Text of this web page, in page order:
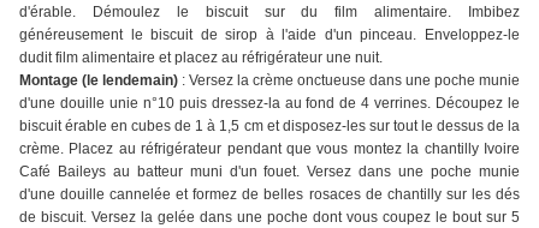
d'érable. Démoulez le biscuit sur du film alimentaire. Imbibez
généreusement le biscuit de sirop à l'aide d'un pinceau. Enveloppez-le
dudit film alimentaire et placez au réfrigérateur une nuit.
Montage (le lendemain) : Versez la crème onctueuse dans une poche munie
d'une douille unie n°10 puis dressez-la au fond de 4 verrines. Découpez le
biscuit érable en cubes de 1 à 1,5 cm et disposez-les sur tout le dessus de la
crème. Placez au réfrigérateur pendant que vous montez la chantilly Ivoire
Café Baileys au batteur muni d'un fouet. Versez dans une poche munie
d'une douille cannelée et formez de belles rosaces de chantilly sur les dés
de biscuit. Versez la gelée dans une poche dont vous coupez le bout sur 5